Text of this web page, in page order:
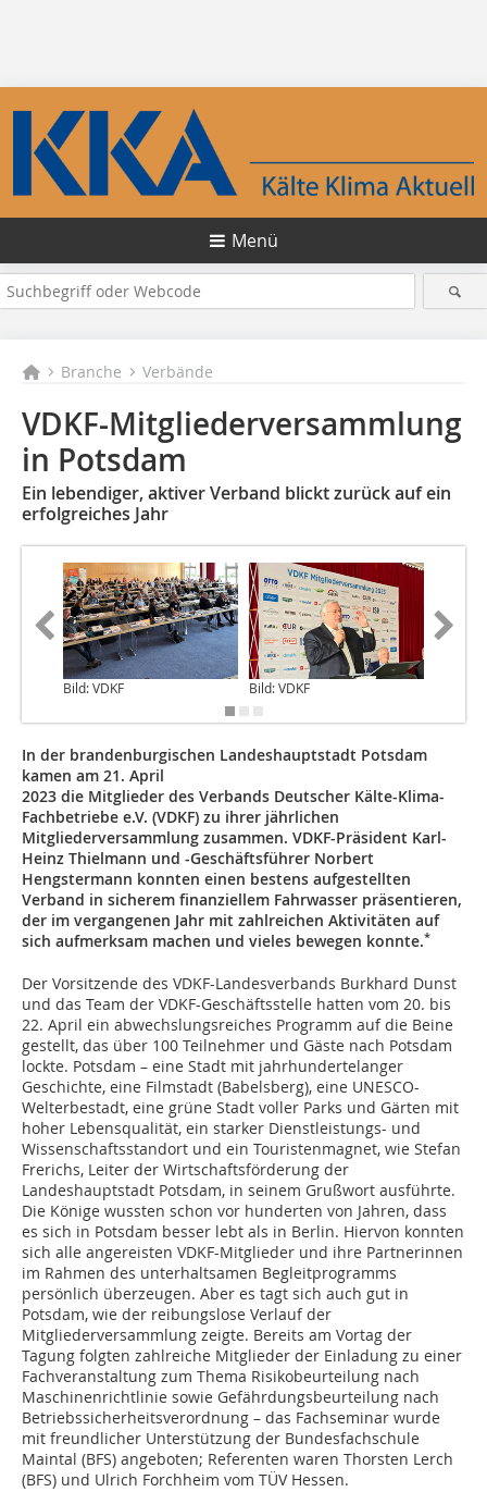
Menü
Branche Verbände
VDKF-Mitgliederversammlung
in Potsdam
Ein lebendiger, aktiver Verband blickt zurück auf ein
erfolgreiches Jahr
Bild: VDKF Bild: VDKF
In der brandenburgischen Landeshauptstadt Potsdam
kamen am 21. April
2023 die Mitglieder des Verbands Deutscher Kälte-Klima-
Fachbetriebe e.V. (VDKF) zu ihrer jährlichen
Mitgliederversammlung zusammen. VDKF-Präsident Karl-
Heinz Thielmann und -Geschäftsführer Norbert
Hengstermann konnten einen bestens aufgestellten
Verband in sicherem finanziellem Fahrwasser präsentieren,
der im vergangenen Jahr mit zahlreichen Aktivitäten auf
sich aufmerksam machen und vieles bewegen konnte.*
Der Vorsitzende des VDKF-Landesverbands Burkhard Dunst
und das Team der VDKF-Geschäftsstelle hatten vom 20. bis
22. April ein abwechslungsreiches Programm auf die Beine
gestellt, das über 100 Teilnehmer und Gäste nach Potsdam
lockte. Potsdam – eine Stadt mit jahrhundertelanger
Geschichte, eine Filmstadt (Babelsberg), eine UNESCO-
Welterbestadt, eine grüne Stadt voller Parks und Gärten mit
hoher Lebensqualität, ein starker Dienstleistungs- und
Wissenschaftsstandort und ein Touristenmagnet, wie Stefan
Frerichs, Leiter der Wirtschaftsförderung der
Landeshauptstadt Potsdam, in seinem Grußwort ausführte.
Die Könige wussten schon vor hunderten von Jahren, dass
es sich in Potsdam besser lebt als in Berlin. Hiervon konnten
sich alle angereisten VDKF-Mitglieder und ihre Partnerinnen
im Rahmen des unterhaltsamen Begleitprogramms
persönlich überzeugen. Aber es tagt sich auch gut in
Potsdam, wie der reibungslose Verlauf der
Mitgliederversammlung zeigte. Bereits am Vortag der
Tagung folgten zahlreiche Mitglieder der Einladung zu einer
Fachveranstaltung zum Thema Risikobeurteilung nach
Maschinenrichtlinie sowie Gefährdungsbeurteilung nach
Betriebssicherheitsverordnung – das Fachseminar wurde
mit freundlicher Unterstützung der Bundesfachschule
Maintal (BFS) angeboten; Referenten waren Thorsten Lerch
(BFS) und Ulrich Forchheim vom TÜV Hessen.